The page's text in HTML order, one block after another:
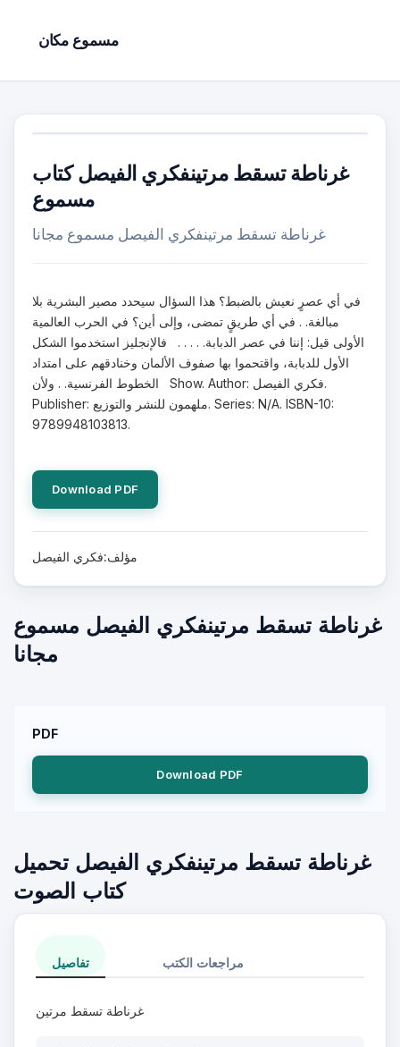
مسموع مكان
غرناطة تسقط مرتينفكري الفيصل كتاب
مسموع
غرناطة تسقط مرتينفكري الفيصل مسموع مجانا
في أي عصرٍ نعيش بالضبط؟ هذا السؤال سيحدد مصير البشرية بلا
مبالغة. . في أي طريقٍ تمضى، وإلى أين؟ في الحرب العالمية
الأولى قيل: إننا في عصر الدبابة. . . . . فالإنجليز استخدموا الشكل
الأول للدبابة، واقتحموا بها صفوف الألمان وخنادقهم على امتداد
الخطوط الفرنسية. . ولأن Show. Author: فكري الفيصل.
Publisher: ملهمون للنشر والتوزيع. Series: N/A. ISBN-10:
9789948103813.
Download PDF
مؤلف:فكري الفيصل
غرناطة تسقط مرتينفكري الفيصل مسموع
مجانا
PDF
Download PDF
غرناطة تسقط مرتينفكري الفيصل تحميل
كتاب الصوت
تفاصيل مراجعات الكتب
غرناطة تسقط مرتين